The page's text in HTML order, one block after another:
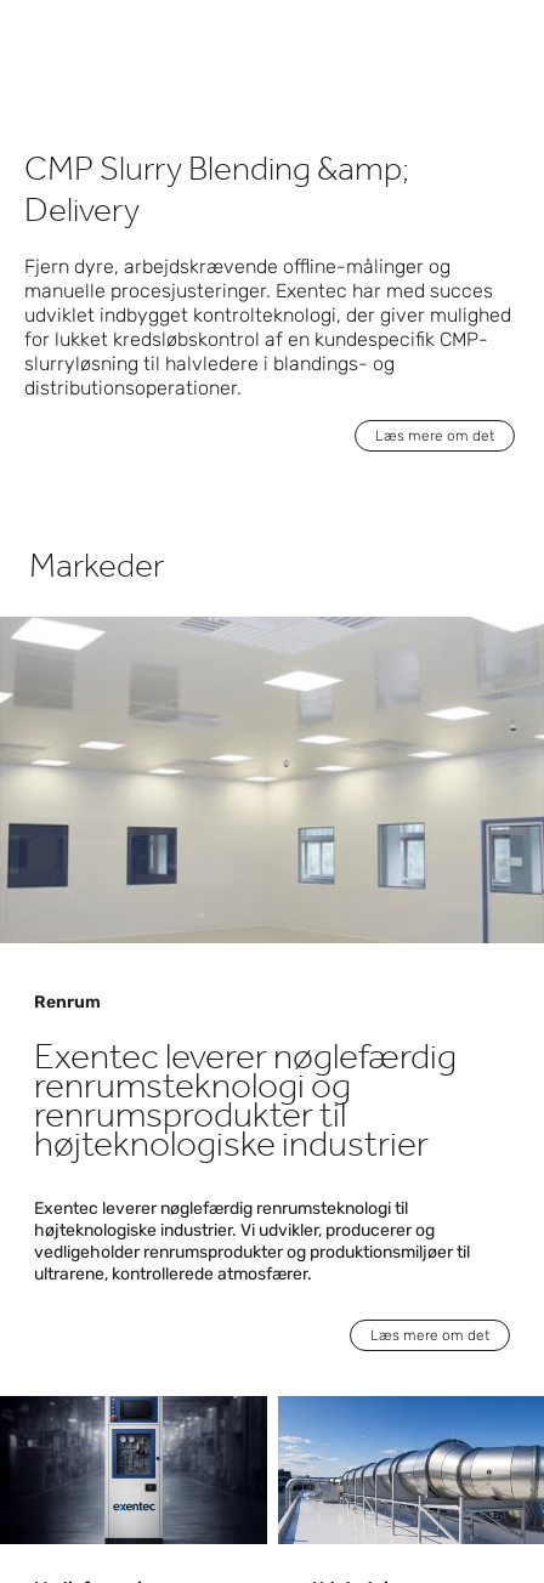
CMP Slurry Blending &amp;
Delivery
Fjern dyre, arbejdskrævende offline-målinger og
manuelle procesjusteringer. Exentec har med succes
udviklet indbygget kontrolteknologi, der giver mulighed
for lukket kredsløbskontrol af en kundespecifik CMP-
slurryløsning til halvledere i blandings- og
distributionsoperationer.
Læs mere om det
Markeder
Renrum
Exentec leverer nøglefærdig
renrumsteknologi og
renrumsprodukter til
højteknologiske industrier
Exentec leverer nøglefærdig renrumsteknologi til
højteknologiske industrier. Vi udvikler, producerer og
vedligeholder renrumsprodukter og produktionsmiljøer til
ultrarene, kontrollerede atmosfærer.
Læs mere om det